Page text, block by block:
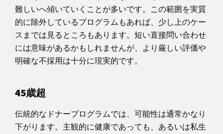
難しいへ傾いていくことが多いです。この範囲を実質
的に除外しているプログラムもあれば、少し上のケー
スまでは見るところもあります。短い直接問い合わせ
には意味があるかもしれませんが、より厳しい評価や
明確な不採用は十分に現実的です。
45歳超
伝統的なドナープログラムでは、可能性は通常かなり
下がります。主観的に健康であっても、あるいは私生